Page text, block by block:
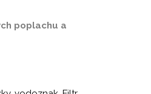
poplachu a